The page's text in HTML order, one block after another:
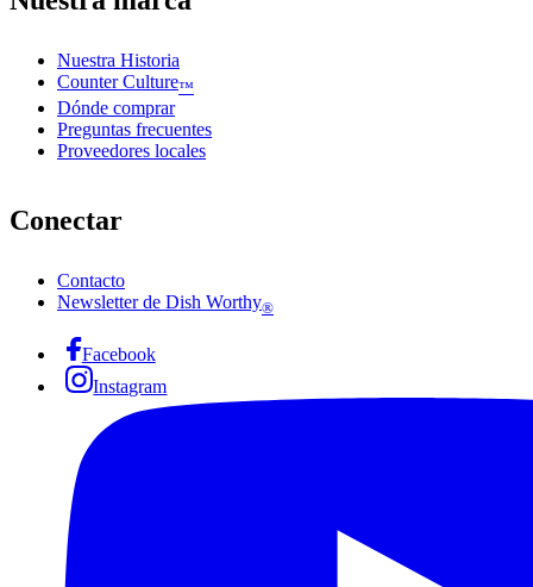
Nuestra Historia
Counter Culture™
Dónde comprar
Preguntas frecuentes
Proveedores locales
Conectar
Contacto
Newsletter de Dish Worthy®
Facebook
Instagram